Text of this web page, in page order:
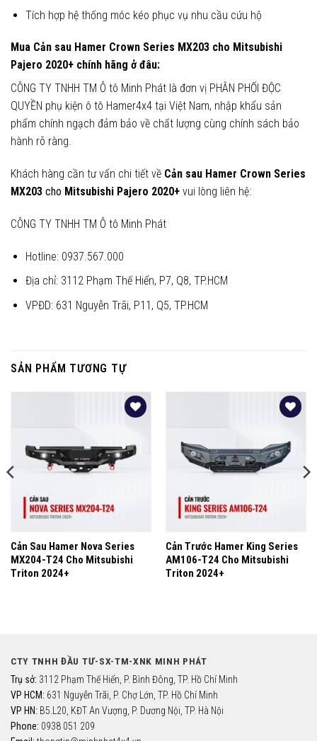
Tích hợp hệ thống móc kéo phục vụ nhu cầu cứu hộ
Mua Cản sau Hamer Crown Series MX203 cho Mitsubishi
Pajero 2020+ chính hãng ở đâu:
CÔNG TY TNHH TM Ô tô Minh Phát là đơn vị PHÂN PHỐI ĐỘC
QUYỀN phụ kiện ô tô Hamer4x4 tại Việt Nam, nhập khẩu sản
phẩm chính ngạch đảm bảo về chất lượng cùng chính sách bảo
hành rõ ràng.
Khách hàng cần tư vấn chi tiết về Cản sau Hamer Crown Series
MX203 cho Mitsubishi Pajero 2020+ vui lòng liên hệ:
CÔNG TY TNHH TM Ô tô Minh Phát
Hotline: 0937.567.000
Địa chỉ: 3112 Phạm Thế Hiển, P7, Q8, TP.HCM
VPĐD: 631 Nguyễn Trãi, P11, Q5, TP.HCM
SẢN PHẨM TƯƠNG TỰ
Cản Sau Hamer Nova Series
MX204-T24 Cho Mitsubishi
Triton 2024+
Cản Trước Hamer King Series
AM106-T24 Cho Mitsubishi
Triton 2024+
CTY TNHH ĐẦU TƯ-SX-TM-XNK MINH PHÁT
Trụ sở: 3112 Phạm Thế Hiển, P. Bình Đông, TP. Hồ Chí Minh
VP HCM: 631 Nguyễn Trãi, P. Chợ Lớn, TP. Hồ Chí Minh
VP HN: B5.L20, KĐT An Vượng, P. Dương Nội, TP. Hà Nội
Phone: 0938 051 209